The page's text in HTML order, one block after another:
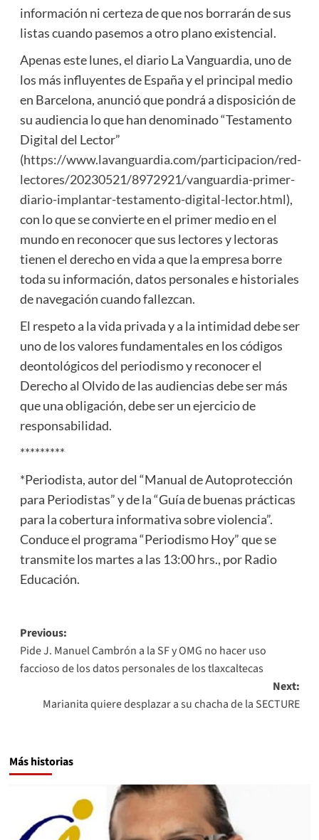
información ni certeza de que nos borrarán de sus
listas cuando pasemos a otro plano existencial.
Apenas este lunes, el diario La Vanguardia, uno de
los más influyentes de España y el principal medio
en Barcelona, anunció que pondrá a disposición de
su audiencia lo que han denominado “Testamento
Digital del Lector”
(https://www.lavanguardia.com/participacion/red-
lectores/20230521/8972921/vanguardia-primer-
diario-implantar-testamento-digital-lector.html),
con lo que se convierte en el primer medio en el
mundo en reconocer que sus lectores y lectoras
tienen el derecho en vida a que la empresa borre
toda su información, datos personales e historiales
de navegación cuando fallezcan.
El respeto a la vida privada y a la intimidad debe ser
uno de los valores fundamentales en los códigos
deontológicos del periodismo y reconocer el
Derecho al Olvido de las audiencias debe ser más
que una obligación, debe ser un ejercicio de
responsabilidad.
*********
*Periodista, autor del “Manual de Autoprotección
para Periodistas” y de la “Guía de buenas prácticas
para la cobertura informativa sobre violencia”.
Conduce el programa “Periodismo Hoy” que se
transmite los martes a las 13:00 hrs., por Radio
Educación.
Post
navigation
Previous:
Pide J. Manuel Cambrón a la SF y OMG no hacer uso
faccioso de los datos personales de los tlaxcaltecas
Next:
Marianita quiere desplazar a su chacha de la SECTURE
Más historias